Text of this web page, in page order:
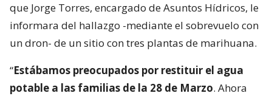
que Jorge Torres, encargado de Asuntos Hídricos, le
informara del hallazgo -mediante el sobrevuelo con
un dron- de un sitio con tres plantas de marihuana.
“Estábamos preocupados por restituir el agua
potable a las familias de la 28 de Marzo. Ahora